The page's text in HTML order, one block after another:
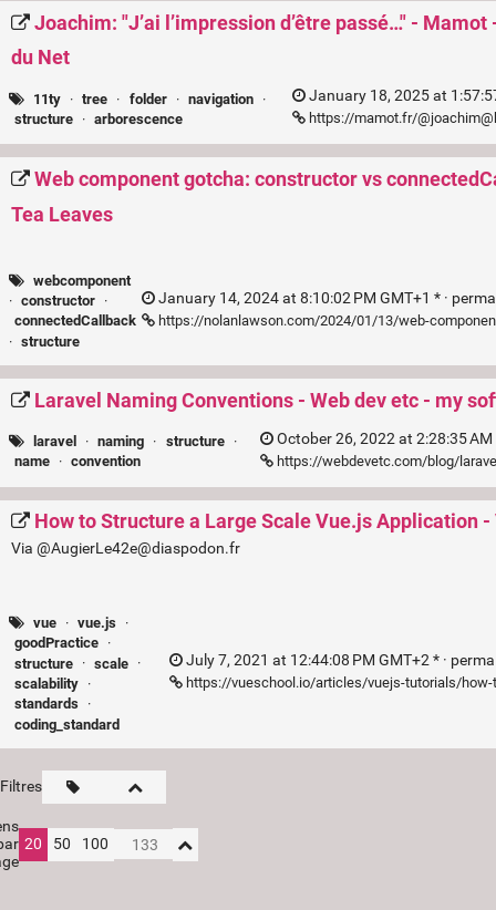
Joachim: "J’ai l’impression d’être passé…" -
du Net
11ty · tree · folder · navigation
·
structure · arborescence
January 18, 2025 at
https://mamot.fr/
Web component gotcha: constructor vs
Tea Leaves
webcomponent
· constructor ·
connectedCallback
· structure
January 14, 2024 at 8:10:02 PM GMT+1 * ·
https://nolanlawson.com/2024/01/13/web-
Laravel Naming Conventions - Web dev etc - my
laravel · naming · structure
·
name · convention
October 26, 2022 at 2:28:35 AM
https://webdevetc.com/blog/
How to Structure a Large Scale Vue.js Application
Via @AugierLe42e@diaspodon.fr
vue · vue.js ·
goodPractice ·
structure · scale ·
scalability ·
standards ·
coding_standard
July 7, 2021 at 12:44:08 PM GMT+2 * ·
https://vueschool.io/articles/vuejs-tutorials/
Filtres
20 50 100